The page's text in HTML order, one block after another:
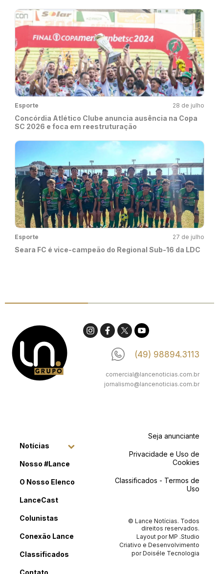
Esporte 28 de julho
Concórdia Atlético Clube anuncia ausência na Copa
SC 2026 e foca em reestruturação
Esporte 27 de julho
Seara FC é vice-campeão do Regional Sub-16 da LDC
(49) 98894.3113
comercial@lancenoticias.com.br
jornalismo@lancenoticias.com.br
Notícias
Nosso #Lance
O Nosso Elenco
LanceCast
Colunistas
Conexão Lance
Classificados
Seja anunciante
Privacidade e Uso de
Cookies
Classificados - Termos de
Uso
© Lance Notícias. Todos
direitos reservados.
Layout porMP .Studio
Criativo e Desenvolvimento
porDoiséle Tecnologia